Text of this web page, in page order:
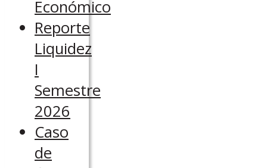
Económico
Reporte
Liquidez
I
Semestre
2026
Caso
de